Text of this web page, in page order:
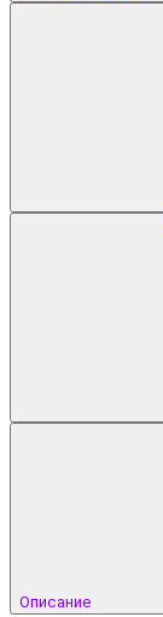
Описание